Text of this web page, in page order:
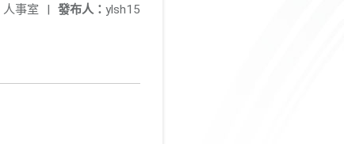
發布人： ylsh15
人事室 |